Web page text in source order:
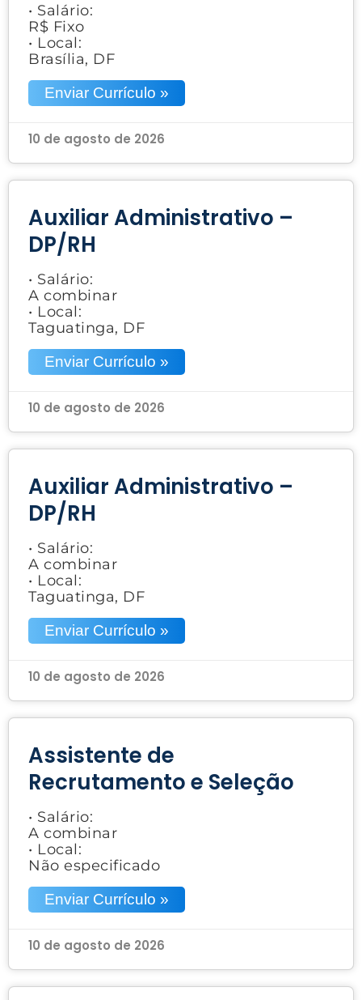
• Salário:
R$ Fixo
• Local:
Brasília, DF
Enviar Currículo »
10 de agosto de 2026
Auxiliar Administrativo –
DP/RH
• Salário:
A combinar
• Local:
Taguatinga, DF
Enviar Currículo »
10 de agosto de 2026
Auxiliar Administrativo –
DP/RH
• Salário:
A combinar
• Local:
Taguatinga, DF
Enviar Currículo »
10 de agosto de 2026
Assistente de
Recrutamento e Seleção
• Salário:
A combinar
• Local:
Não especificado
Enviar Currículo »
10 de agosto de 2026